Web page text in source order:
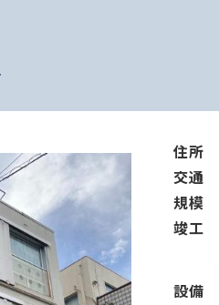
住所
交通
規模
竣⼯
設備